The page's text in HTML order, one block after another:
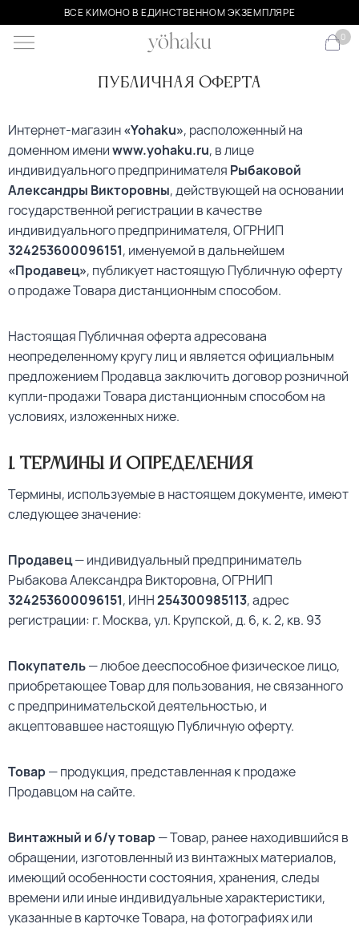
ВСЕ КИМОНО В ЕДИНСТВЕННОМ ЭКЗЕМПЛЯРЕ
0
Публичная оферта
Интернет-магазин«Yohaku», расположенный на
доменном имениwww.yohaku.ru, в лице
индивидуального предпринимателя Рыбаковой
Александры Викторовны, действующей на основании
государственной регистрации в качестве
индивидуального предпринимателя, ОГРНИП
324253600096151, именуемой в дальнейшем
«Продавец», публикует настоящую Публичную оферту
о продаже Товара дистанционным способом.
Настоящая Публичная оферта адресована
неопределенному кругу лиц и является официальным
предложением Продавца заключить договор розничной
купли-продажи Товара дистанционным способом на
условиях, изложенных ниже.
1. Термины и определения
Термины, используемые в настоящем документе, имеют
следующее значение:
Продавец— индивидуальный предприниматель
Рыбакова Александра Викторовна, ОГРНИП
324253600096151, ИНН254300985113, адрес
регистрации: г. Москва, ул. Крупской, д. 6, к. 2, кв. 93
Покупатель— любое дееспособное физическое лицо,
приобретающее Товар для пользования, не связанного
с предпринимательской деятельностью, и
акцептовавшее настоящую Публичную оферту.
Товар— продукция, представленная к продаже
Продавцом на сайте.
Винтажный и б/у товар— Товар, ранее находившийся в
обращении, изготовленный из винтажных материалов,
имеющий особенности состояния, хранения, следы
времени или иные индивидуальные характеристики,
указанные в карточке Товара, на фотографиях или